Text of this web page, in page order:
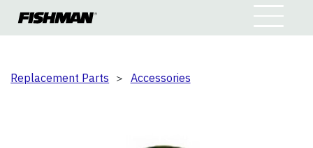
Replacement Parts ＞ Accessories